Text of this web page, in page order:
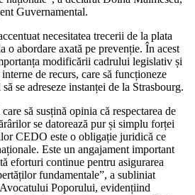
Guvernamental.
necesitatea trecerii de la plata
o abordare axată pe prevenție. În acest
modificării cadrului legislativ și
de recurs, care să funcționeze
se adreseze instanței de la Strasbourg.
să susțină opinia că respectarea de
se datorează pur și simplu forței
CEDO este o obligație juridică ce
Este un angajament important
eforturi continue pentru asigurarea
fundamentale”, a subliniat
Poporului, evidențiind